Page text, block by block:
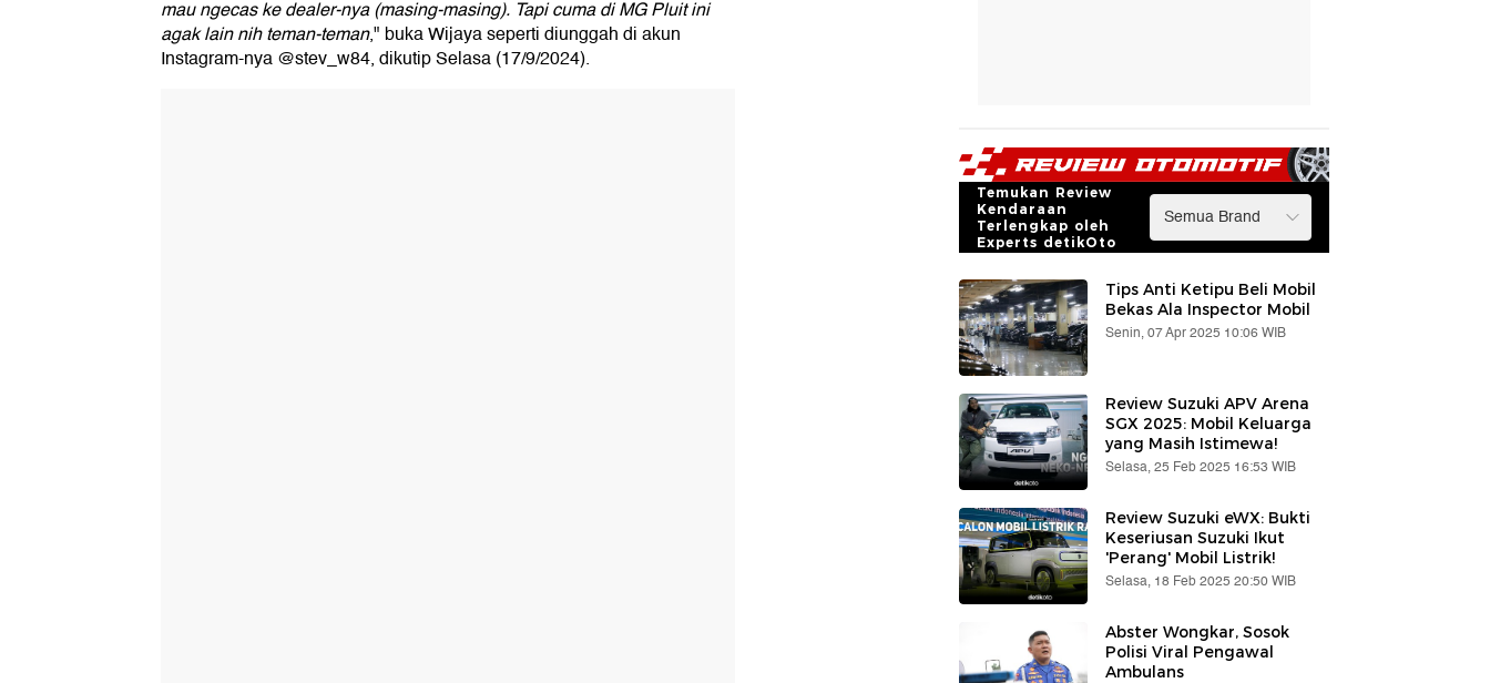
mau ngecas ke dealer-nya (masing-masing). Tapi cuma di MG Pluit ini
agak lain nih teman-teman," buka Wijaya seperti diunggah di akun
Instagram-nya @stev_w84, dikutip Selasa (17/9/2024).
Temukan Review
Kendaraan
Terlengkap oleh
Experts detikOto
Tips Anti Ketipu Beli Mobil
Bekas Ala Inspector Mobil
Senin, 07 Apr 2025 10:06 WIB
Review Suzuki APV Arena
SGX 2025: Mobil Keluarga
yang Masih Istimewa!
Selasa, 25 Feb 2025 16:53 WIB
Review Suzuki eWX: Bukti
Keseriusan Suzuki Ikut
'Perang' Mobil Listrik!
Selasa, 18 Feb 2025 20:50 WIB
Abster Wongkar, Sosok
Polisi Viral Pengawal
Ambulans